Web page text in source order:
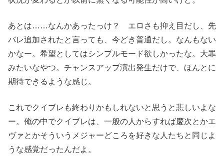
あとは……なんかあったっけ？ エロさも抑え目だし、先
バレ追加されたと言っても、今どき普通だし。なんもない
かなー。希望としてはシンプルモード欲しかったな。大罪
みたいなやつ。チャンスアップ演出発生だけで、ほんとに
期待できるような感じ。
これでクイブレも終わりかもしれないと思うと悲しいよな
ー。俺の中でクイブレは、一般の人からすれば慶次とかエ
ヴァとかそういうメジャーどころを好きな人たちと同じよ
うな感覚だったんだよ。